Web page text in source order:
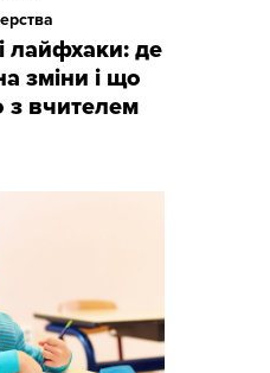
лайфхаки: де
зміни і що
з вчителем